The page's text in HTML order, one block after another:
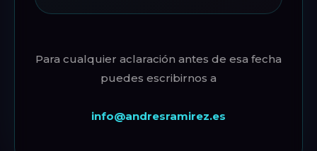
Para cualquier aclaración antes de esa fecha
puedes escribirnos a
info@andresramirez.es